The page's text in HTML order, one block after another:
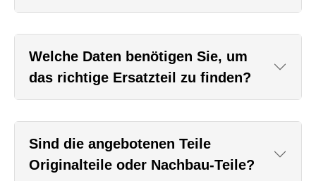
Welche Daten benötigen Sie, um
das richtige Ersatzteil zu finden?
Sind die angebotenen Teile
Originalteile oder Nachbau-Teile?